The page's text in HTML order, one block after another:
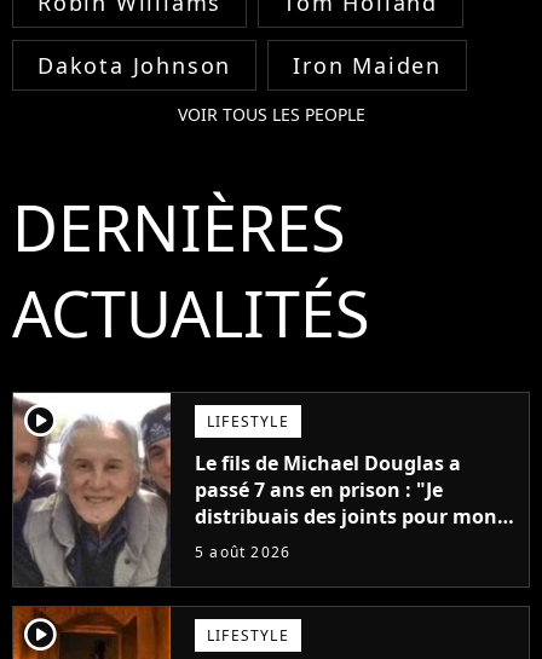
Dakota Johnson Iron Maiden
VOIR TOUS LES PEOPLE
DERNIÈRES
ACTUALITÉS
player2 LIFESTYLE
Le fils de Michael Douglas a
passé 7 ans en prison : "Je
distribuais des joints pour mon
père"
5 août 2026
player2 LIFESTYLE